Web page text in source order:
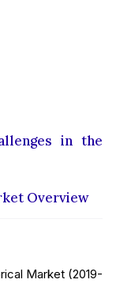
in the
Overview
Market (2019-